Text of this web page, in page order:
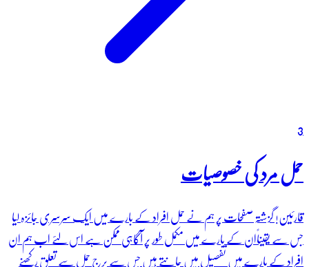
3
حمل مرد کی خصوصیات
قارئین! گزشتہ صفحات پر ہم نے حمل افراد کے بارے میں ایک سرسری جائزہ لیا
جس سے یقیناًان کے بارے میں مکمل طور پر آگاہی ممکن ہے اس لئے اب ہم ان
افراد کے بارے میں تفصیل میں جانتے ہیں جس سے برج حمل سے تعلق رکھنے